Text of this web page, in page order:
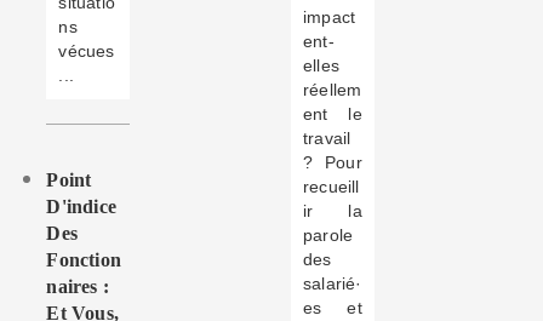
ns
vécues
Point
D'indice
Des
Fonction
Naires :
Et Vous,
impact
ent-
elles
réellem
ent le
travail
? Pour
recueill
ir la
parole
des
salarié·
es et